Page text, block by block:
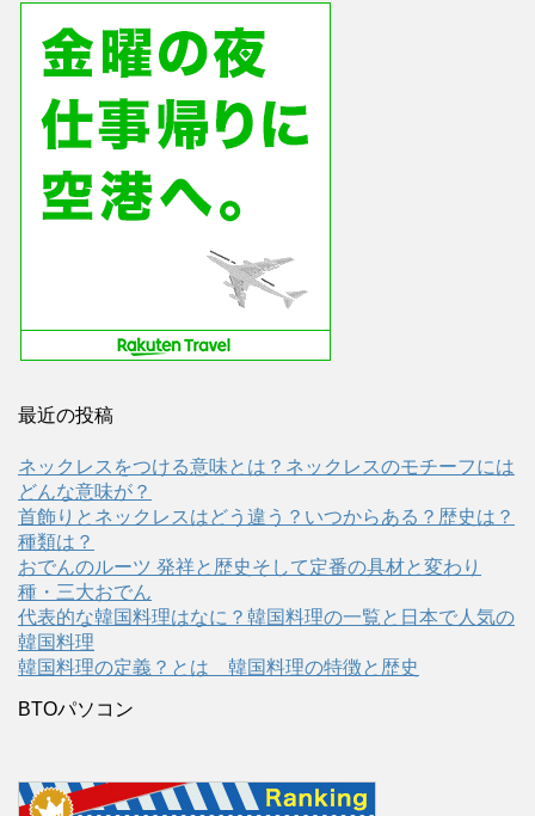
最近の投稿
ネックレスをつける意味とは？ネックレスのモチーフには
どんな意味が？
首飾りとネックレスはどう違う？いつからある？歴史は？
種類は？
おでんのルーツ 発祥と歴史そして定番の具材と変わり
種・三大おでん
代表的な韓国料理はなに？韓国料理の一覧と日本で人気の
韓国料理
韓国料理の定義？とは 韓国料理の特徴と歴史
BTOパソコン